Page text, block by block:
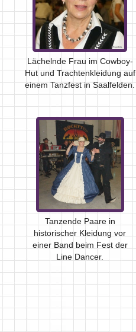
Lächelnde Frau im Cowboy-
Hut und Trachtenkleidung auf
einem Tanzfest in Saalfelden.
Tanzende Paare in
historischer Kleidung vor
einer Band beim Fest der
Line Dancer.